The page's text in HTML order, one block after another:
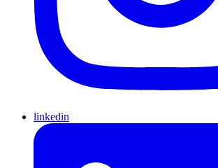
linkedin